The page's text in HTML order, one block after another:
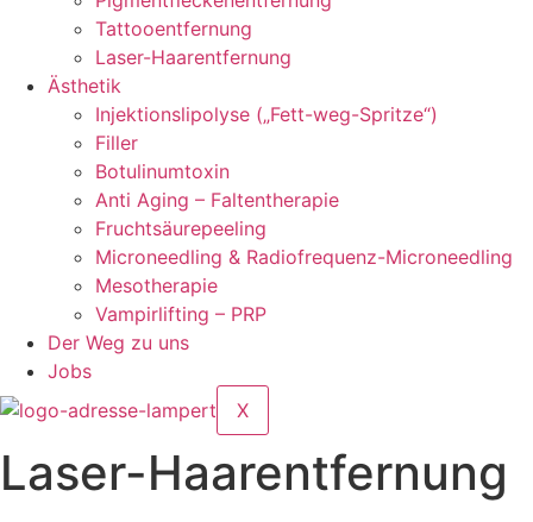
Tattooentfernung
Laser-Haarentfernung
Ästhetik
Injektionslipolyse („Fett-weg-Spritze“)
Filler
Botulinumtoxin
Anti Aging – Faltentherapie
Fruchtsäurepeeling
Microneedling & Radiofrequenz-Microneedling
Mesotherapie
Vampirlifting – PRP
Der Weg zu uns
Jobs
X
Laser-Haarentfernung